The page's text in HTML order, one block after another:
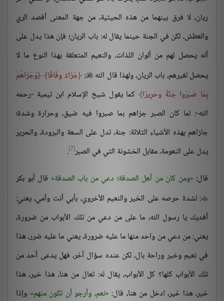
ريان، لا فرق بينهما من هذه الحيثية، من جهة المعنى أقصد الري
والعطش، لكن في الجنة حينما يقال له: باب الريان؛ فإن هذا يدل على
أنه يحصل لهم من ألوان اللذات، والنعيم المتعلقة بهذا النوع ما لا
يحصل لغيرهم، باب الريان، ولهذا قال الله
: جَزَاءً وِفَاقًا
وَجَزَاهُمْ
بِمَا صَبَرُوا جَنَّةً وَحَرِيرًا كما يقول شيخ الإسلام ابن تيمية -رحمه
الله-: لما كان الصبر جزاهم بما صبروا فيه ضيق، وحرارة وشدة؛
جازاهم بهذه الأشياء الثلاثة: جنة، تدل على السعة والبرودة، والحرير
يدل على النعومة، مقابل الخشونة التي في الصبر[7]
.
قال: ومن كان من أهل الصدقة؛ دعي من باب الصدقة قال أبو بكر
: لشدة حرصه على الخير والنعيم الأخروي، بأبي أنت وأمي، يعني:
أفديك يا رسول الله، ما على من دعي من تلك الأبواب من ضرورة،
يعني: من دعي من واحد منها ما عليه ضرورة، يعني ما عليه ضرر، هذا
في نعيم وخير وراحة بال، لكن عنده سؤال آخر، فهل يدعى أحد من
تلك الأبواب كلها؟ كل الأبواب، يقال له: تعال من هنا، هذا خير، هذا
خير، هذا خير، ادخل من هنا، قال: نعم، وأرجو أن تكون منهم وإذا